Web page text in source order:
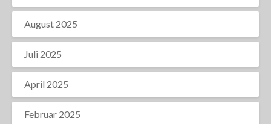
August 2025
Juli 2025
April 2025
Februar 2025